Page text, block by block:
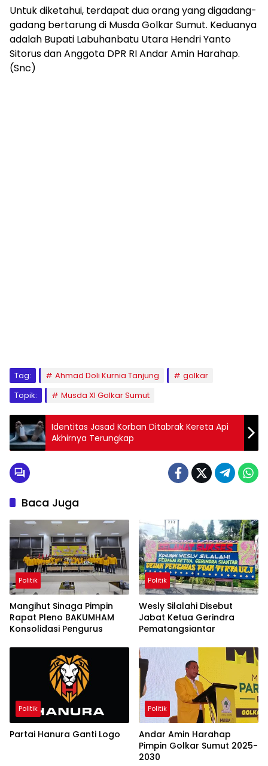
Untuk diketahui, terdapat dua orang yang digadang-
gadang bertarung di Musda Golkar Sumut. Keduanya
adalah Bupati Labuhanbatu Utara Hendri Yanto
Sitorus dan Anggota DPR RI Andar Amin Harahap.
(Snc)
Tag: Ahmad Doli Kurnia Tanjung
golkar
Topik:
Musda XI Golkar Sumut
Identitas Jasad Korban Ditabrak Kereta Api
Akhirnya Terungkap
Baca Juga
Politik
Mangihut Sinaga Pimpin
Rapat Pleno BAKUMHAM
Konsolidasi Pengurus
Politik
Wesly Silalahi Disebut
Jabat Ketua Gerindra
Pematangsiantar
Politik
Partai Hanura Ganti Logo
Politik
Andar Amin Harahap
Pimpin Golkar Sumut 2025-
2030